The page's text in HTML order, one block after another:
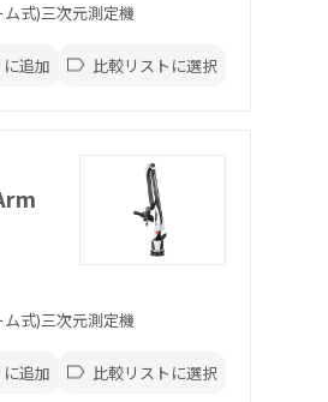
式)三次元測定機
追加 比較リストに選択
式)三次元測定機
追加 比較リストに選択